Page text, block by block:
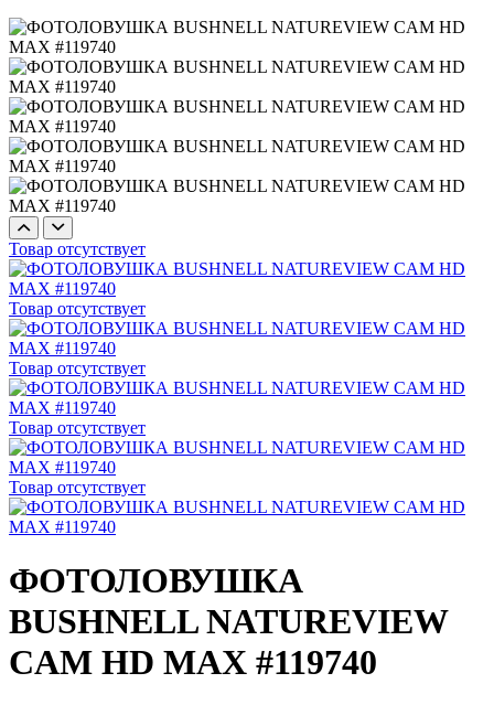
Товар отсутствует
Товар отсутствует
Товар отсутствует
Товар отсутствует
Товар отсутствует
ФОТОЛОВУШКА
BUSHNELL NATUREVIEW
CAM HD MAX #119740